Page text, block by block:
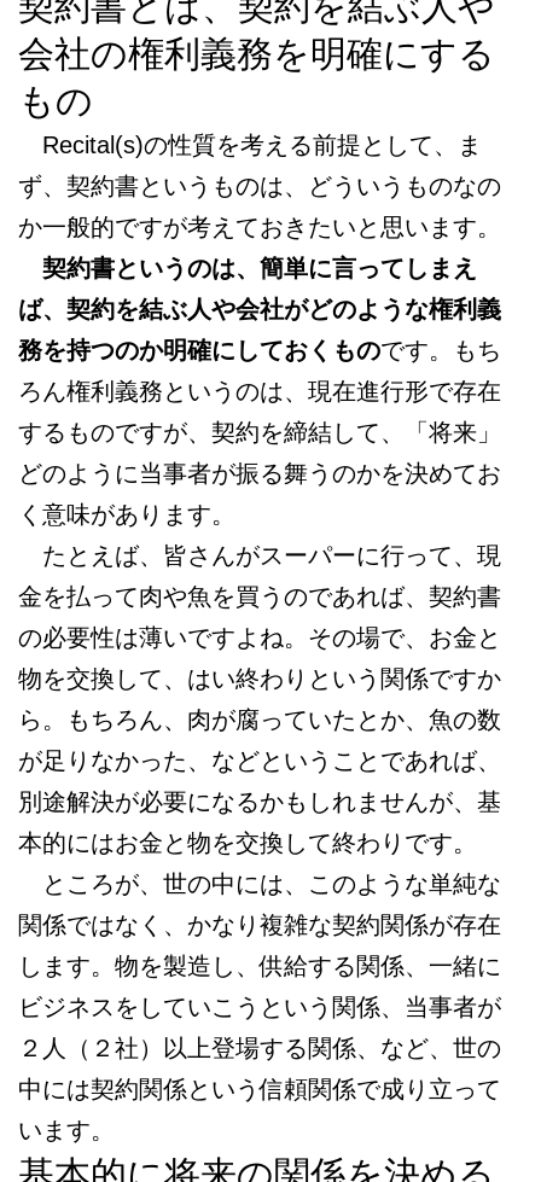
会社の権利義務を明確にする
もの
Recital(s)の性質を考える前提として、ま
ず、契約書というものは、どういうものなの
か一般的ですが考えておきたいと思います。
契約書というのは、簡単に言ってしまえ
ば、契約を結ぶ人や会社がどのような権利義
務を持つのか明確にしておくものです。もち
ろん権利義務というのは、現在進行形で存在
するものですが、契約を締結して、「将来」
どのように当事者が振る舞うのかを決めてお
く意味があります。
たとえば、皆さんがスーパーに行って、現
金を払って肉や魚を買うのであれば、契約書
の必要性は薄いですよね。その場で、お金と
物を交換して、はい終わりという関係ですか
ら。もちろん、肉が腐っていたとか、魚の数
が足りなかった、などということであれば、
別途解決が必要になるかもしれませんが、基
本的にはお金と物を交換して終わりです。
ところが、世の中には、このような単純な
関係ではなく、かなり複雑な契約関係が存在
します。物を製造し、供給する関係、一緒に
ビジネスをしていこうという関係、当事者が
２人（２社）以上登場する関係、など、世の
中には契約関係という信頼関係で成り立って
います。